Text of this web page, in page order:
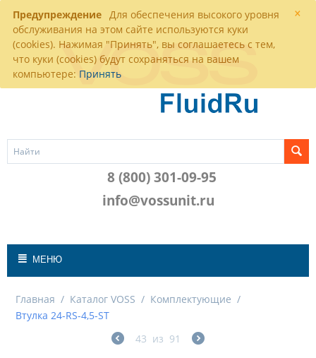
×
Предупреждение Для обеспечения высокого уровня
обслуживания на этом сайте используются куки
(cookies). Нажимая "Принять", вы соглашаетесь с тем,
что куки (cookies) будут сохраняться на вашем
компьютере: Принять
8 (800) 301-09-95
info@vossunit.ru
МЕНЮ
Главная / Каталог VOSS / Комплектующие /
Втулка 24-RS-4,5-ST
43 из 91